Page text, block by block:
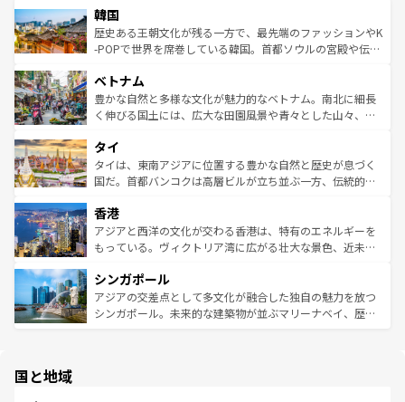
ワイを、存分に味わってほしい。 なお、新着のハワイ情報
はコンテンツ一覧を参照してほしい。
いる。アクティビティも充実しており、サーフィンやダイ
ビング、ハイキングなど、アウトドア好きにはたまらな
い。オーストラリアの多彩な魅力を存分に味わいつくそ
参照してほしい。
ン）、静ひつな山岳地帯である台湾東部など、都市の喧騒
と山間の静けさが共存しており、訪れる人に新しい発見と
驚きをもたらしてくれる。また、奥深い台湾の食文化も魅
容にもいいと評判のスイーツなど、バラエティ豊かな料理
が味わえる。 なお、新着の台湾情報は コンテンツ一覧を参
照してほしい。
韓国
歴史ある王朝文化が残る一方で、最先端のファッションやK
-POPで世界を席巻している韓国。首都ソウルの宮殿や伝統
き、地方に足を延ばせば四季折々の自然美を楽しむことが
できる。そして、キムチや焼肉、絶品のストリートフード
まで、さまざまな韓国料理が待っている。夜には、韓国な
リティに包まれながら、韓国の多彩な魅力を心ゆくまで味
わってみてほしい。 なお、新着の韓国情報はコンテンツ一
覧を参照してほしい。
ベトナム
豊かな自然と多様な文化が魅力的なベトナム。南北に細長
く伸びる国土には、広大な田園風景や青々とした山々、世
急速な発展と共に伝統が息づく。ハノイの古い町並みやホ
ーチミン市のフランス統治時代の建物も、独特の雰囲気を
醸し出している。また、バラエティの豊かさとおいしさで
とつ。フォーやバインミー、ベトナムコーヒーなどは、ぜ
ひ現地で味わいたい。どの地域を訪れてもあたたかい人々
が旅行者を迎えてくれるので、きっと忘れられない旅にな
参照してほしい。
タイ
タイは、東南アジアに位置する豊かな自然と歴史が息づく
国だ。首都バンコクは高層ビルが立ち並ぶ一方、伝統的な
の活気が交差している。北部ではチェンマイなどの山岳地
帯で自然と触れ合い、南部ではプーケットやクラビの美し
いビーチでリゾート気分を楽しむことができる。タイ料理
激する。気候は一年中温暖で、どの季節にも異なる楽しみ
が待っている。親しみやすいタイの人々、仏教を中心とし
た文化、そして多様な観光資源が、訪れる旅人を魅了し続
香港
アジアと西洋の文化が交わる香港は、特有のエネルギーを
もっている。ヴィクトリア湾に広がる壮大な景色、近未来
み、どこを訪れても感動するはず。観光スポットが密集し
ており、効率よく見どころを回れるのも魅力。息をのむよ
うな絶景から文化的な体験まで、香港を存分に楽しみ尽く
シンガポール
アジアの交差点として多文化が融合した独自の魅力を放つ
シンガポール。未来的な建築物が並ぶマリーナベイ、歴史
国と地域